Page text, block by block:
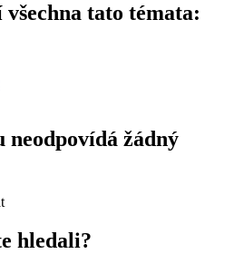
tato témata:
neodpovídá žádný
hledali?